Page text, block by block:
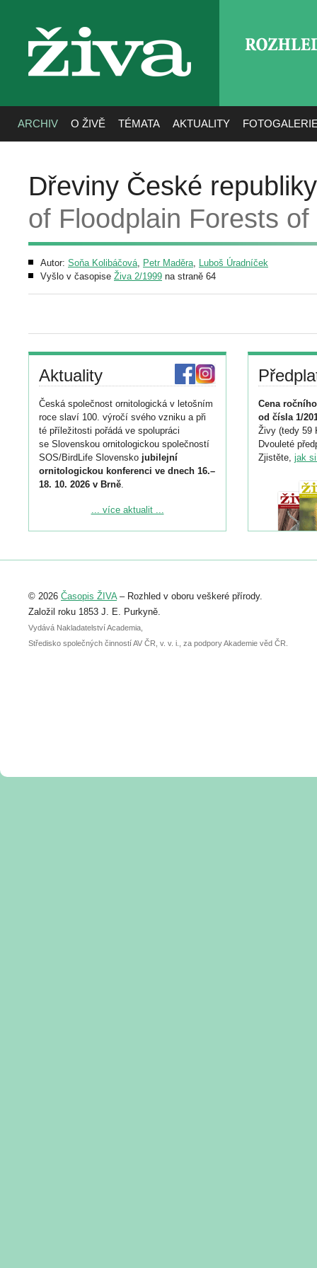
živa
ARCHIV O ŽIVĚ TÉMATA AKTUALITY
Dřeviny České
of Floodplain Forests
Autor: Soňa Kolibáčová, Petr Maděra, Luboš Úradníček
Vyšlo v časopise Živa 2/1999 na straně 64
Aktuality
Česká společnost ornitologická v letošním
roce slaví 100. výročí svého vzniku a při
té příležitosti pořádá ve spolupráci
se Slovenskou ornitologickou společností
SOS/BirdLife Slovensko jubilejní
ornitologickou konferenci ve dnech 16.–
18. 10. 2026 v Brně.
Podrobnější informace ke konferenci
Registrovat se můžete do 6. září.
abstraktu přihlášené přednášky nebo
posteru je už 30. června.
... více aktualit ...
Cena
od čísla 1/
Živy (tedy 59
Dvouleté
Zjistěte, jak
© 2026 Časopis ŽIVA– Rozhled v oboru veškeré přírody.
Založil roku 1853 J. E. Purkyně.
Vydává Nakladatelství Academia,
Středisko společných činností AV ČR, v. v. i., za podpory Akademie věd ČR.